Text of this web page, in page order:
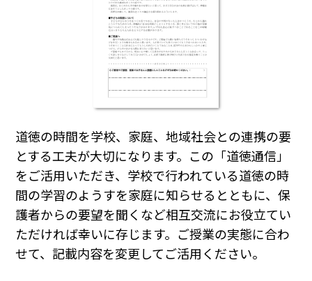
道徳の時間を学校、家庭、地域社会との連携の要
とする工夫が大切になります。この「道徳通信」
をご活用いただき、学校で行われている道徳の時
間の学習のようすを家庭に知らせるとともに、保
護者からの要望を聞くなど相互交流にお役立てい
ただければ幸いに存じます。ご授業の実態に合わ
せて、記載内容を変更してご活用ください。